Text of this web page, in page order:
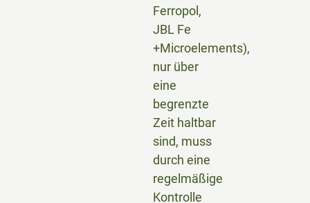
Ferropol,
JBL Fe
+Microelements),
nur über
eine
begrenzte
Zeit haltbar
sind, muss
durch eine
regelmäßige
Kontrolle